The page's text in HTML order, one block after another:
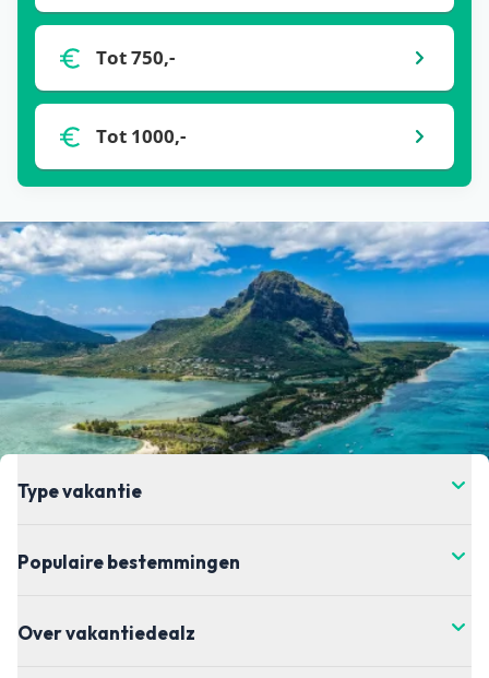
één keer per 24 uur automatisch opgehaald bij
onze partners. Het kan zijn dat binnen de 24 uur
de prijs verandert. Dit kan hoger of lager zijn,
de meest actuele vanaf-prijs kun je het beste
doorklikken naar de aanbieder waar je je vakantie
Tot 750,-
Tot 1000,-
Type vakantie
Populaire bestemmingen
Over vakantiedealz